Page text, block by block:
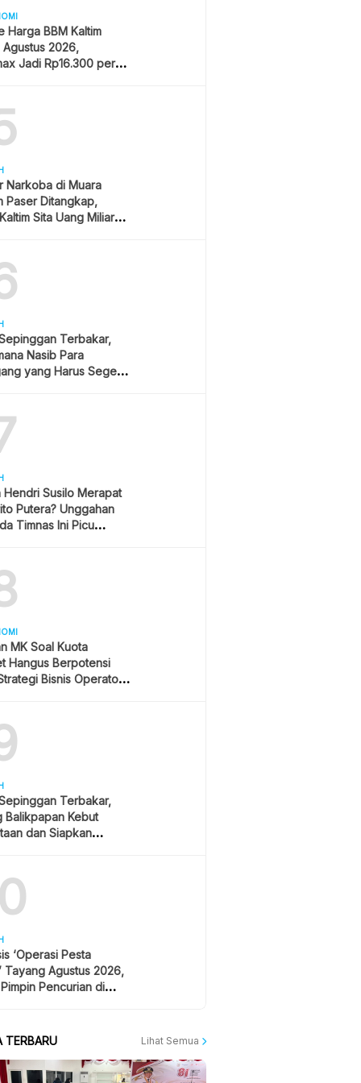
Harga BBM Kaltim
Agustus 2026,
Jadi Rp16.300 per
Narkoba di Muara
Paser Ditangkap,
Sita Uang Miliaran
Terbakar,
Nasib Para
yang Harus Segera
Hendri Susilo Merapat
Putera? Unggahan
Timnas Ini Picu
MK Soal Kuota
Hangus Berpotensi
Bisnis Operator
Terbakar,
Balikpapan Kebut
dan Siapkan
‘Operasi Pesta
Tayang Agustus 2026,
Pencurian di
TERBARU Lihat Semua